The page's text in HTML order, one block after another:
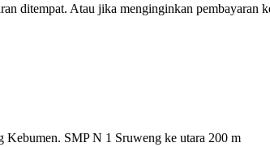
ditempat. Atau jika menginginkan
SMP N 1 Sruweng ke utara 200 m